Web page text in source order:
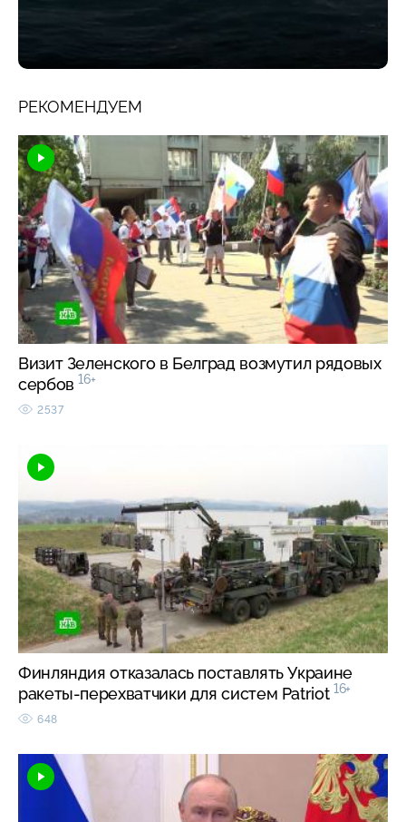
РЕКОМЕНДУЕМ
Визит Зеленского в Белград возмутил рядовых
сербов 16+
2537
Финляндия отказалась поставлять Украине
ракеты-перехватчики для систем Patriot 16+
648